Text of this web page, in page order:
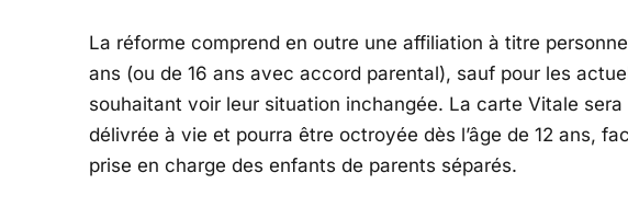
La réforme comprend en outre une affiliation à titre
ans (ou de 16 ans avec accord parental), sauf pour les
souhaitant voir leur situation inchangée. La carte Vitale sera
délivrée à vie et pourra être octroyée dès l’âge de 12 ans,
prise en charge des enfants de parents séparés.